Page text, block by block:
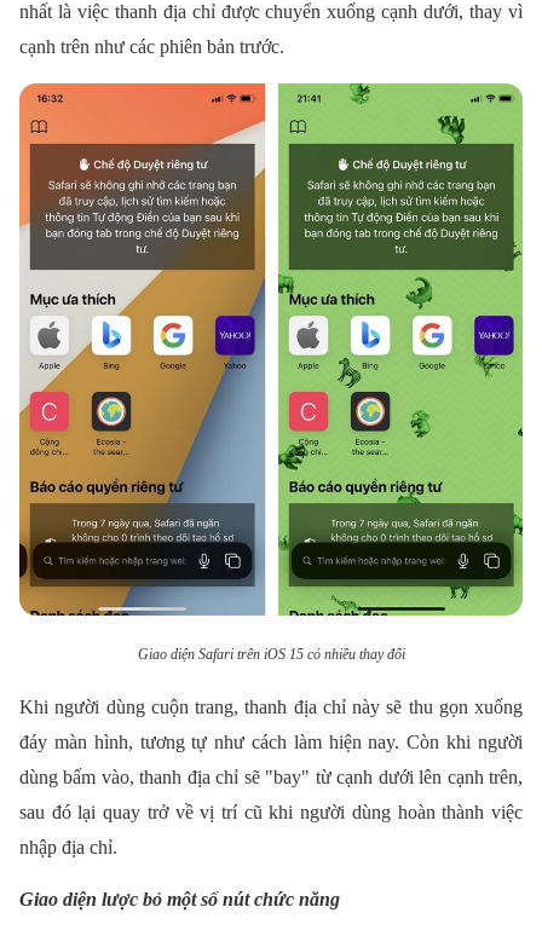
nhất là việc thanh địa chỉ được chuyển xuống cạnh dưới, thay vì
cạnh trên như các phiên bản trước.
Giao diện Safari trên iOS 15 có nhiều thay đổi
Khi người dùng cuộn trang, thanh địa chỉ này sẽ thu gọn xuống
đáy màn hình, tương tự như cách làm hiện nay. Còn khi người
dùng bấm vào, thanh địa chỉ sẽ "bay" từ cạnh dưới lên cạnh trên,
sau đó lại quay trở về vị trí cũ khi người dùng hoàn thành việc
nhập địa chỉ.
Giao diện lược bỏ một số nút chức năng